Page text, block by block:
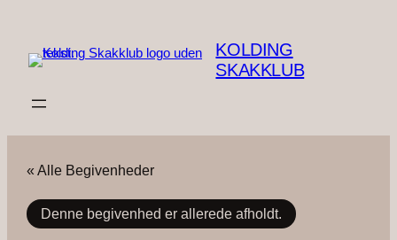
KOLDING
SKAKKLUB
« Alle Begivenheder
Denne begivenhed er allerede afholdt.